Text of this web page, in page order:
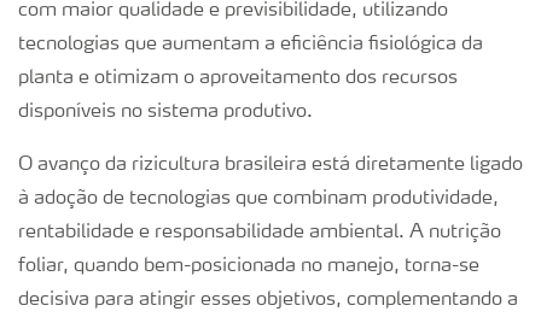
com maior qualidade e previsibilidade, utilizando
tecnologias que aumentam a eficiência fisiológica da
planta e otimizam o aproveitamento dos recursos
disponíveis no sistema produtivo.
O avanço da rizicultura brasileira está diretamente ligado
à adoção de tecnologias que combinam produtividade,
rentabilidade e responsabilidade ambiental. A nutrição
foliar, quando bem-posicionada no manejo, torna-se
decisiva para atingir esses objetivos, complementando a